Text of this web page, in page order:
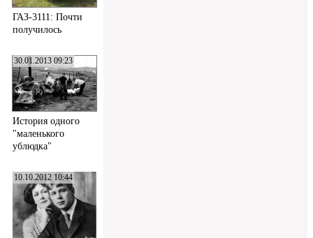
ГАЗ-3111: Почти
получилось
30.01.2013 09:23
История одного
"маленького
ублюдка"
10.10.2012 10:44